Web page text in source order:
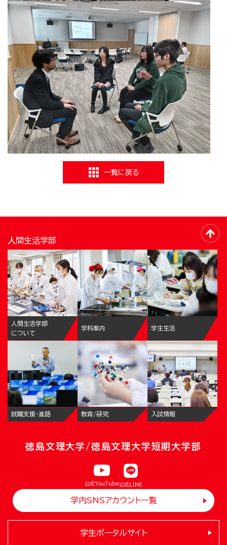
一覧に戻る
人間生活学部
人間生活学部
について
学科案内 学生生活
就職支援・進路 教育/研究 入試情報
徳島文理大学/徳島文理大学短期大学部
公式YouTube公式LINE
学内SNSアカウント一覧
学生ポータルサイト